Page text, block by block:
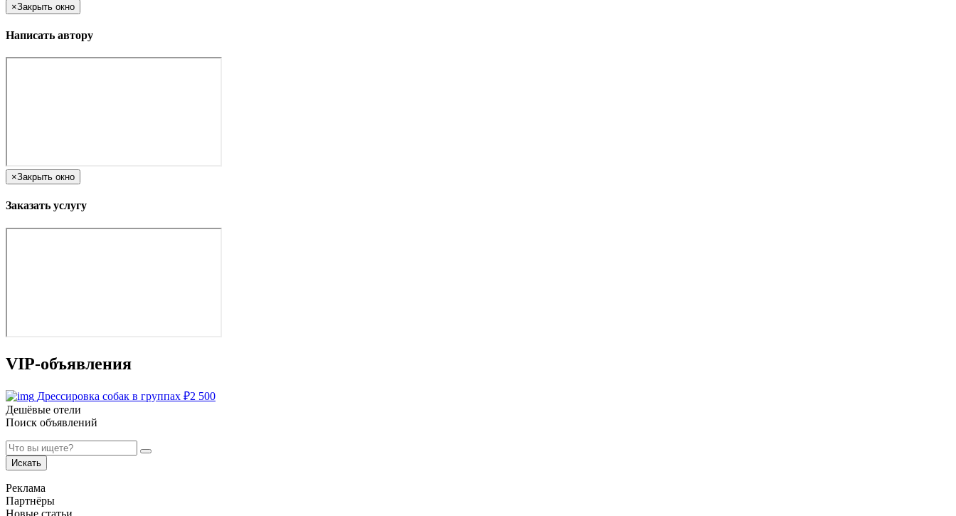
×Закрыть окно
Написать автору
×Закрыть окно
Заказать услугу
VIP-объявления
Дрессировка собак в группах ₽2 500
Дешёвые отели
Поиск объявлений
Искать
Реклама
Партнёры
Новые статьи